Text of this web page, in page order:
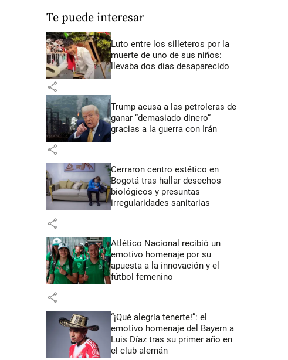
Te puede interesar
Luto entre los silleteros por la
muerte de uno de sus niños:
llevaba dos días desaparecido
share
Trump acusa a las petroleras de
ganar “demasiado dinero”
gracias a la guerra con Irán
share
Cerraron centro estético en
Bogotá tras hallar desechos
biológicos y presuntas
irregularidades sanitarias
share
Atlético Nacional recibió un
emotivo homenaje por su
apuesta a la innovación y el
fútbol femenino
share
“¡Qué alegría tenerte!”: el
emotivo homenaje del Bayern a
Luis Díaz tras su primer año en
el club alemán